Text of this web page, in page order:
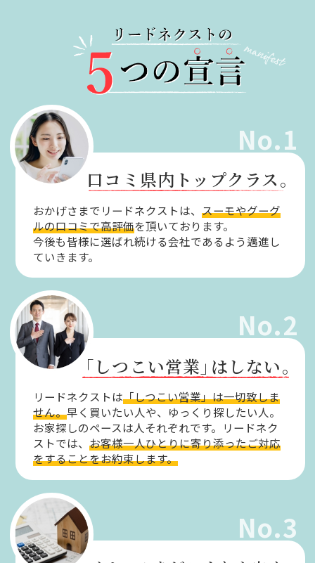
No.1
口コミ県内トップクラス。
おかげさまでリードネクストは、スーモやグーグ
ルの口コミで高評価を頂いております。
今後も皆様に選ばれ続ける会社であるよう邁進し
ていきます。
No.2
「しつこい営業」はしない。
リードネクストは「しつこい営業」は一切致しま
せん。早く買いたい人や、ゆっくり探したい人。
お家探しのペースは人それぞれです。リードネク
ストでは、お客様一人ひとりに寄り添ったご対応
をすることをお約束します。
No.3